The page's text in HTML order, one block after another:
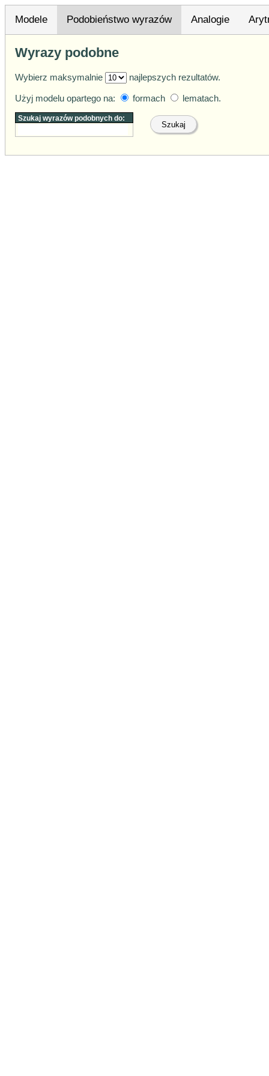
Modele Podobieństwo wyrazów Analogie
Wyrazy podobne
Wybierz maksymalnie najlepszych rezultatów.
Użyj modelu opartego na: formach lematach.
Szukaj wyrazów podobnych do:
Szukaj